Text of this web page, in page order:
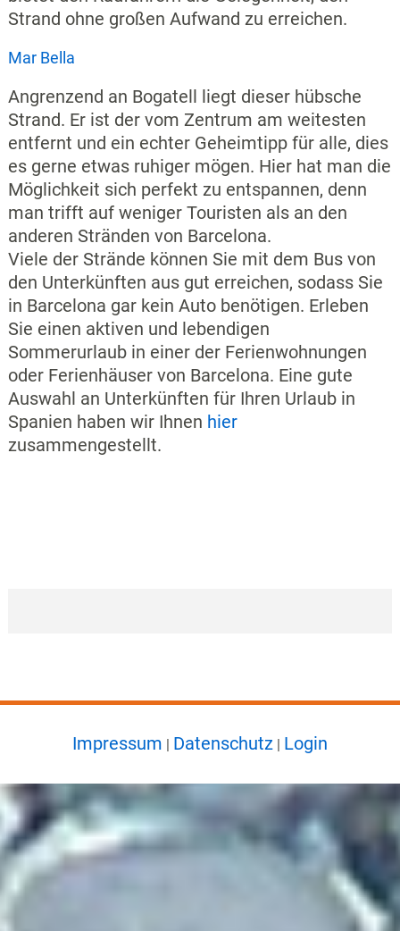
Strand ohne großen Aufwand zu erreichen.
Mar Bella
Angrenzend an Bogatell liegt dieser hübsche
Strand. Er ist der vom Zentrum am weitesten
entfernt und ein echter Geheimtipp für alle, dies
es gerne etwas ruhiger mögen. Hier hat man die
Möglichkeit sich perfekt zu entspannen, denn
man trifft auf weniger Touristen als an den
anderen Stränden von Barcelona.
Viele der Strände können Sie mit dem Bus von
den Unterkünften aus gut erreichen, sodass Sie
in Barcelona gar kein Auto benötigen. Erleben
Sie einen aktiven und lebendigen
Sommerurlaub in einer der Ferienwohnungen
oder Ferienhäuser von Barcelona. Eine gute
Auswahl an Unterkünften für Ihren Urlaub in
Spanien haben wir Ihnen hier
zusammengestellt.
Impressum | Datenschutz | Login